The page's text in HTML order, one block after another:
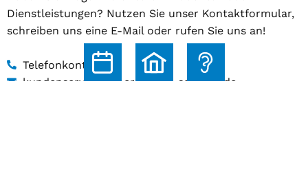
Dienstleistungen? Nutzen Sie unser Kontaktformular,
schreiben uns eine E-Mail oder rufen Sie uns an!
Telefonkontakt
kundenservice@hoerakustik-schmitz.de